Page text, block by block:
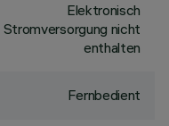
Elektronisch
Stromversorgung nicht
enthalten
Fernbedient